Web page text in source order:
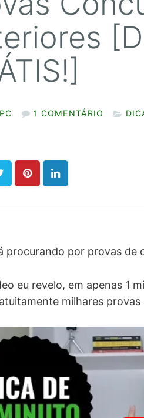
1 COMENTÁRIO
procurando por provas de
eu revelo, em apenas 1
milhares